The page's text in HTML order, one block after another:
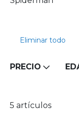
Eliminar todo
PRECIO
5 artículos